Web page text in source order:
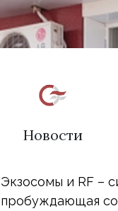
Новости
Экзосомы и RF –
пробуждающая